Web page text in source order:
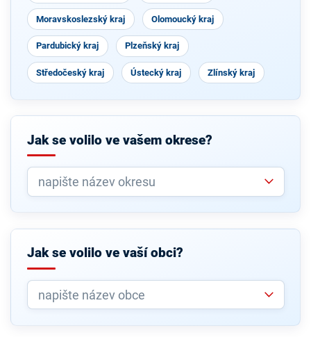
Moravskoslezský kraj Olomoucký kraj
Pardubický kraj Plzeňský kraj
Středočeský kraj Ústecký kraj Zlínský kraj
Jak se volilo ve vašem okrese?
Jak se volilo ve vaší obci?